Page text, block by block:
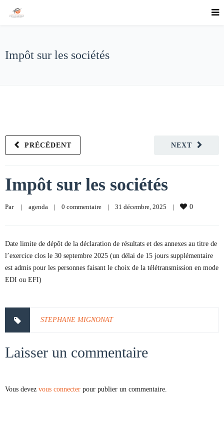
Impôt sur les sociétés
NEXT
PRÉCÉDENT
Impôt sur les sociétés
Par | agenda | 0 commentaire | 31 décembre, 2025 | 0
Date limite de dépôt de la déclaration de résultats et des annexes au titre de
l’exercice clos le 30 septembre 2025 (un délai de 15 jours supplémentaire
est admis pour les personnes faisant le choix de la télétransmission en mode
EDI ou EFI)
STEPHANE MIGNONAT
Laisser un commentaire
Vous devez vous connecter pour publier un commentaire.